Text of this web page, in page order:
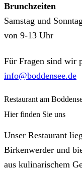
Brunchzeiten
Samstag und Sonntag
von 9-13 Uhr
Für Fragen sind wir
info@boddensee.de
Restaurant am
Hier finden Sie uns
Unser Restaurant
Birkenwerder und
aus kulinarischem